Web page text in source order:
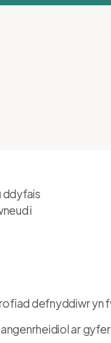
ddyfais
i
defnyddiwr yn
ar